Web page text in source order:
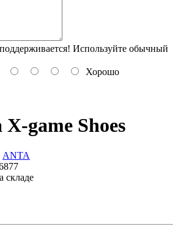
Используйте обычный
Хорошо
game Shoes
ANTA
складе